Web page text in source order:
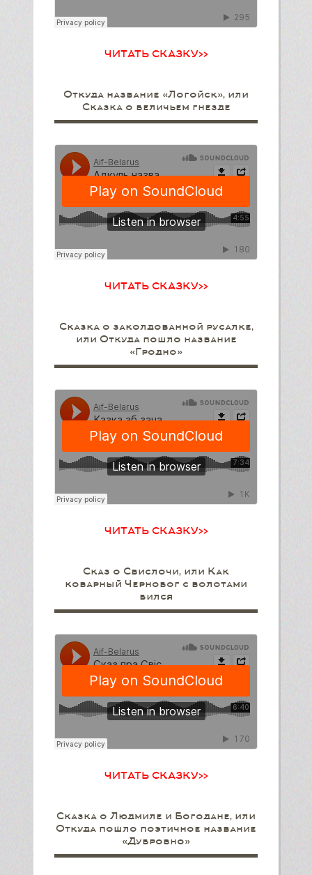
ЧИТАТЬ СКАЗКУ>>
Откуда название «Логойск», или
Сказка о беличьем гнезде
ЧИТАТЬ СКАЗКУ>>
Сказка о заколдованной русалке,
или Откуда пошло название
«Гродно»
ЧИТАТЬ СКАЗКУ>>
Сказ о Свислочи, или Как
коварный Чернобог с волотами
бился
ЧИТАТЬ СКАЗКУ>>
Сказка о Людмиле и Богодане, или
Откуда пошло поэтичное название
«Дубровно»